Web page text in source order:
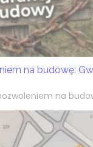
na budowę:
na